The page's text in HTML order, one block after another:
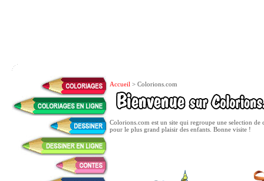
Accueil > Colorions.com
Colorions.com est un site qui regroupe une selection de
pour le plus grand plaisir des enfants. Bonne visite !